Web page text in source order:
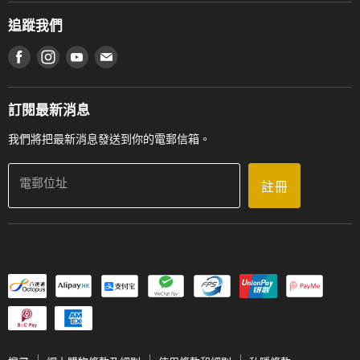
登記保養
產品序號查詢
香港管弦樂導師協會
使用條款及細則
私隱條款
門市購買產品及服務
追蹤我們
在 Facebook 上找到我們
在 Instagram 上找到我們
在 Youtube 上找到我們
在 電子郵件 上找到我們
訂閱最新消息
我們將把最新消息發送到你的電郵信箱。
電郵位址 註冊